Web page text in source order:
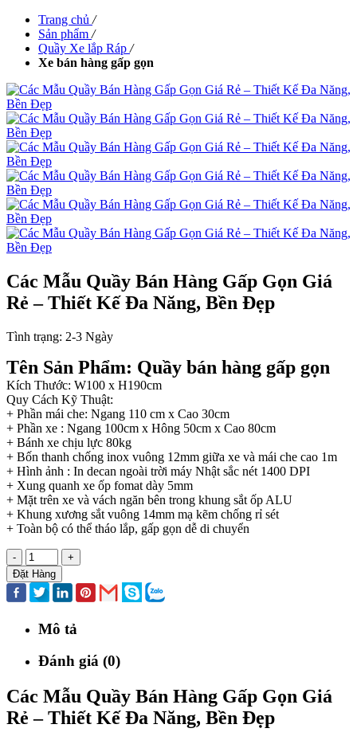
Trang chủ /
Sản phẩm /
Quầy Xe lắp Ráp /
Xe bán hàng gấp gọn
Các Mẫu Quầy Bán Hàng Gấp Gọn Giá
Rẻ – Thiết Kế Đa Năng, Bền Đẹp
Tình trạng: 2-3 Ngày
Tên Sản Phẩm: Quầy bán hàng gấp gọn
Kích Thước: W100 x H190cm
Quy Cách Kỹ Thuật:
+ Phần mái che: Ngang 110 cm x Cao 30cm
+ Phần xe : Ngang 100cm x Hông 50cm x Cao 80cm
+ Bánh xe chịu lực 80kg
+ Bốn thanh chống inox vuông 12mm giữa xe và mái che cao 1m
+ Hình ảnh : In decan ngoài trời máy Nhật sắc nét 1400 DPI
+ Xung quanh xe ốp fomat dày 5mm
+ Mặt trên xe và vách ngăn bên trong khung sắt ốp ALU
+ Khung xương sắt vuông 14mm mạ kẽm chống rỉ sét
+ Toàn bộ có thể tháo lắp, gấp gọn dễ di chuyển
-
+
Đặt Hàng
Mô tả
Đánh giá (0)
Các Mẫu Quầy Bán Hàng Gấp Gọn Giá
Rẻ – Thiết Kế Đa Năng, Bền Đẹp